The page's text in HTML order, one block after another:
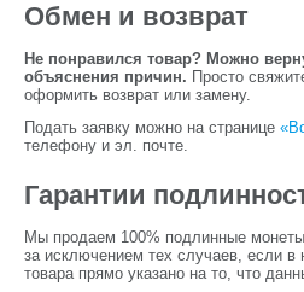
Обмен и возврат
Не понравился товар? Можно
объяснения причин. Просто
оформить возврат или замену.
Подать заявку можно на странице
телефону и эл. почте.
Гарантии
Мы продаем 100% подлинные
за исключением тех случаев, если в
товара прямо указано на то, что